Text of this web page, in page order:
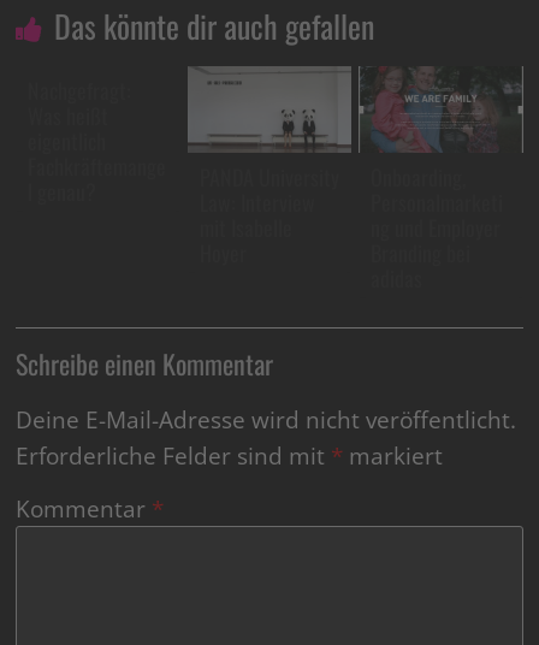
Das könnte dir auch gefallen
Schreibe einen Kommentar
Deine E-Mail-Adresse wird nicht veröffentlicht.
Erforderliche Felder sind mit * markiert
Kommentar *